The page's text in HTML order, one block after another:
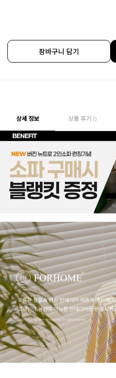
장바구니 담기
상세 정보 상품 후기 ()